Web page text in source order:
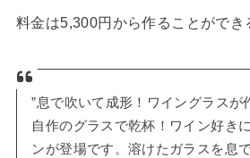
料金は5,300円から作ることができ
”息で吹いて成形！ワイングラスが
自作のグラスで乾杯！ワイン好き
ンが登場です。溶けたガラスを息